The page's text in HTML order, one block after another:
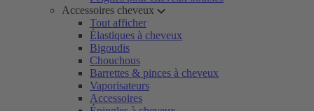
Accessoires cheveux
Tout afficher
Élastiques à cheveux
Bigoudis
Chouchous
Barrettes & pinces à cheveux
Vaporisateurs
Accessoires